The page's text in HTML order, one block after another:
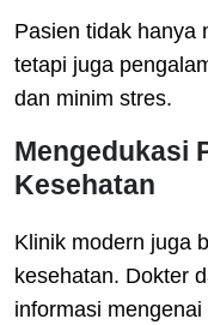
Pasien tidak hanya
tetapi juga
dan minim stres.
Mengedukasi
Kesehatan
Klinik modern juga
kesehatan. Dokter
informasi